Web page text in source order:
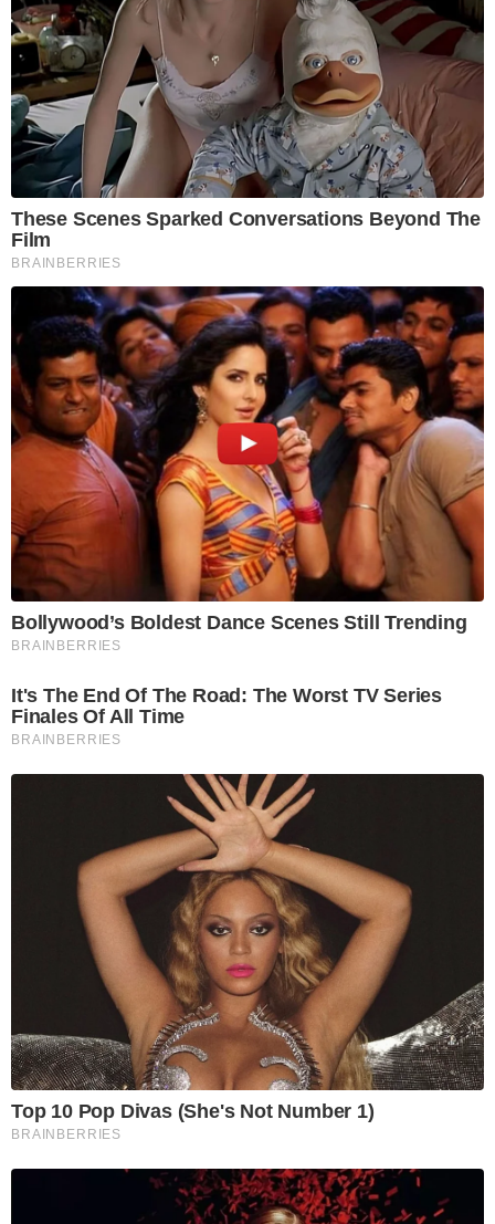
These Scenes Sparked Conversations Beyond The
Film
BRAINBERRIES
Bollywood’s Boldest Dance Scenes Still Trending
BRAINBERRIES
It's The End Of The Road: The Worst TV Series
Finales Of All Time
BRAINBERRIES
Top 10 Pop Divas (She's Not Number 1)
BRAINBERRIES